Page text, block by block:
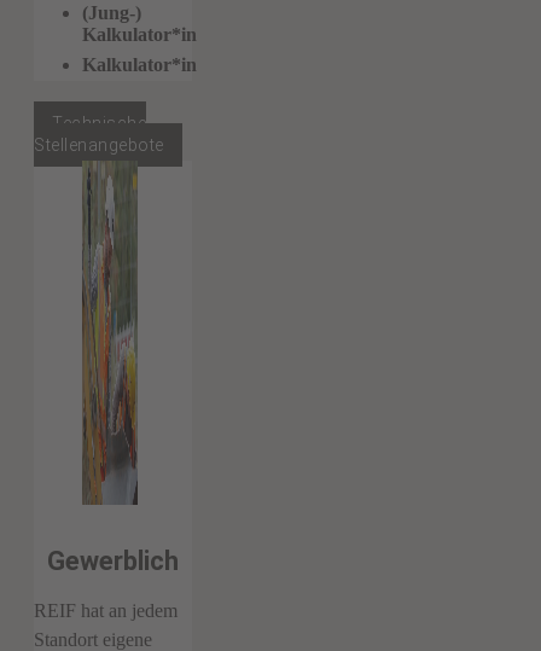
(Jung-)
Kalkulator*in
Kalkulator*in
Technische
Stellenangebote
Gewerblich
REIF hat an jedem
Standort eigene